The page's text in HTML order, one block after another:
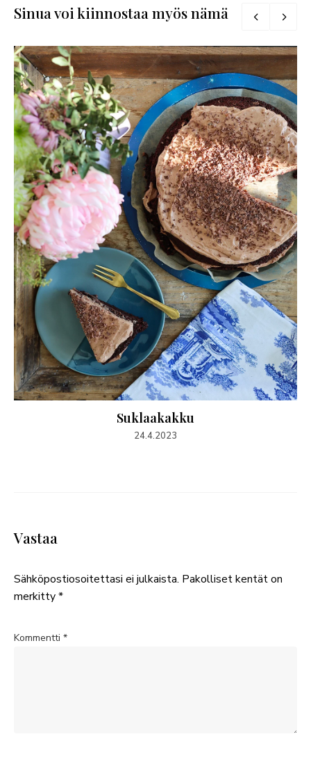
Sinua voi kiinnostaa myös nämä
Suklaakakku
24.4.2023
Vastaa
Sähköpostiosoitettasi ei julkaista. Pakolliset kentät on
merkitty*
Kommentti *